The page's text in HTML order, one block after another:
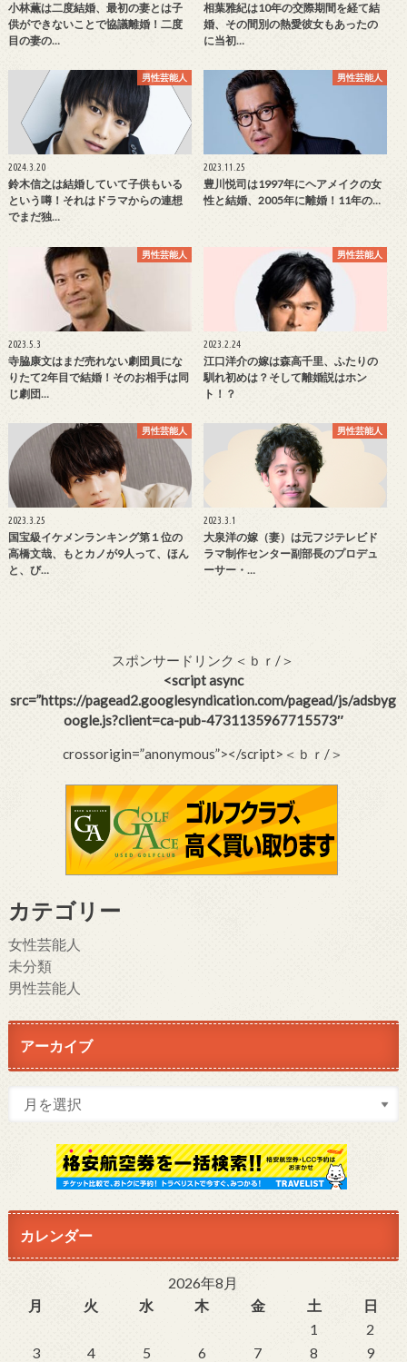
小林薫は二度結婚、最初の妻とは子
供ができないことで協議離婚！二度
目の妻の…
相葉雅紀は10年の交際期間を経て結
婚、その間別の熱愛彼女もあったの
に当初…
男性芸能人
2024.3.20
鈴木信之は結婚していて子供もいる
という噂！それはドラマからの連想
でまだ独…
男性芸能人
2023.11.25
豊川悦司は1997年にヘアメイクの女
性と結婚、2005年に離婚！11年の…
男性芸能人
2023.5.3
寺脇康文はまだ売れない劇団員にな
りたて2年目で結婚！そのお相手は同
じ劇団…
男性芸能人
2023.2.24
江口洋介の嫁は森高千里、ふたりの
馴れ初めは？そして離婚説はホン
ト！？
男性芸能人
2023.3.25
国宝級イケメンランキング第１位の
高橋文哉、もとカノが9人って、ほん
と、び…
男性芸能人
2023.3.1
大泉洋の嫁（妻）は元フジテレビド
ラマ制作センター副部長のプロデュ
ーサー・…
スポンサードリンク＜ｂｒ/＞
<script async
src=”https://pagead2.googlesyndication.com/pagead/js/adsbyg
oogle.js?client=ca-pub-4731135967715573″
crossorigin=”anonymous”></script>＜ｂｒ/＞
カテゴリー
女性芸能人
未分類
男性芸能人
アーカイブ
カレンダー
2026年8月
月
火 水 木 金 土
日
1
2
3
4 5 6 7 8 9